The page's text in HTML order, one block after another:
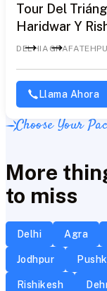
Tour Del
Haridwar Y
DELHI AGRA
Llama Ahora
Choose Your
More
to miss
Delhi Agra
Jodhpur
Rishikesh